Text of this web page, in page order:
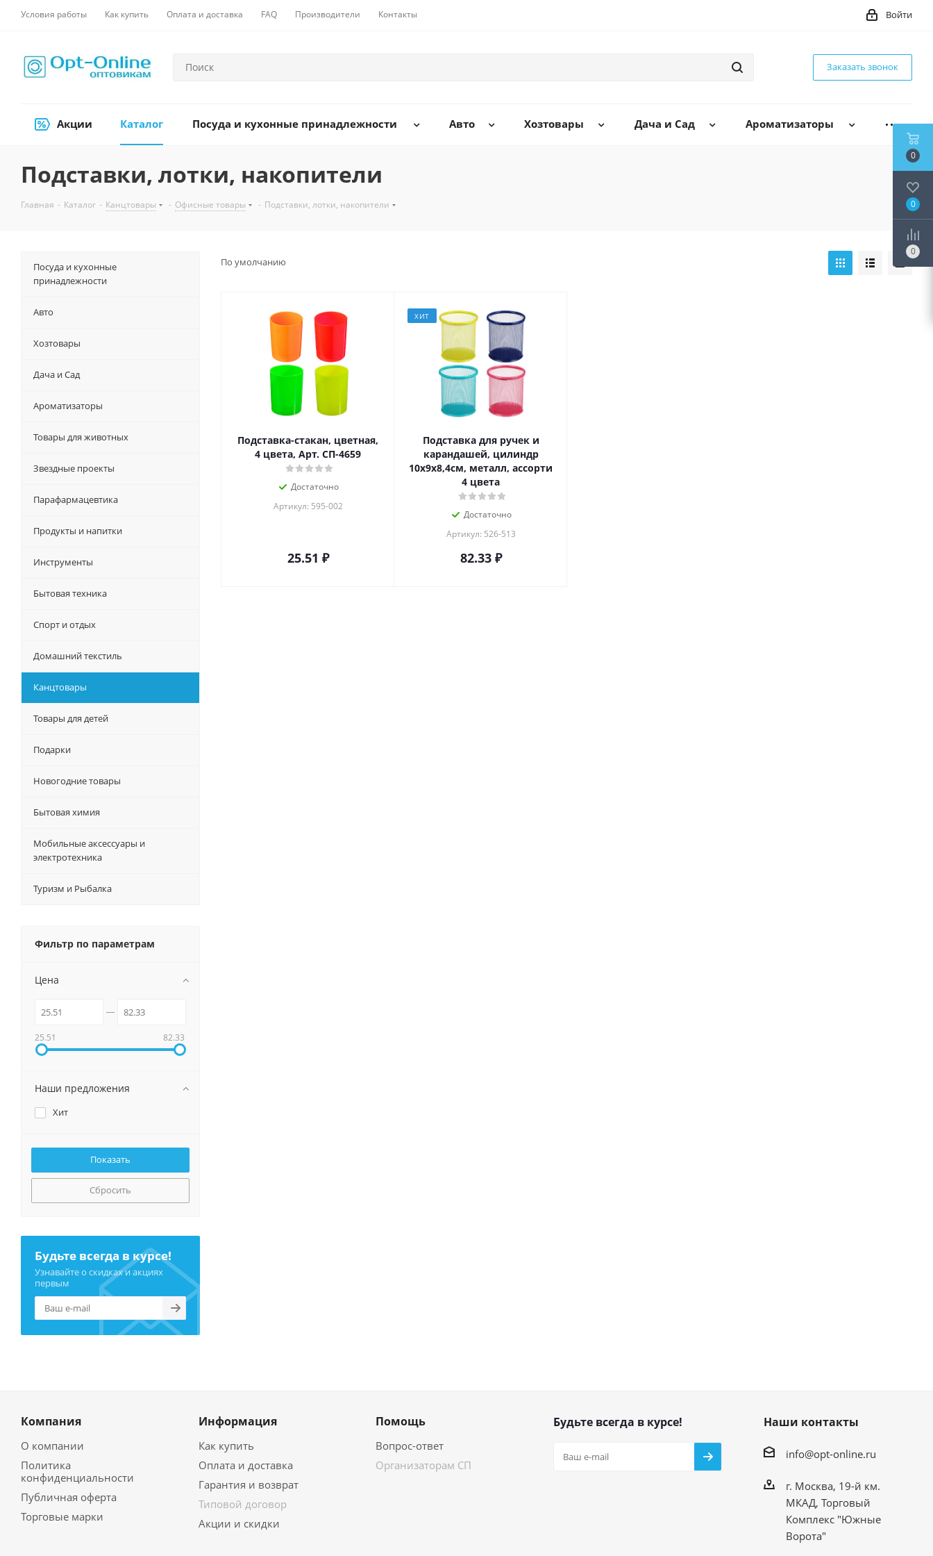
Условия работы Как купить Оплата и доставка FAQ Производители Контакты Войти
Заказать звонок
Акции Каталог Посуда и кухонные принадлежности Авто Хозтовары Дача и Сад Ароматизаторы
Подставки, лотки, накопители
Главная - Каталог - Канцтовары - Офисные товары - Подставки, лотки, накопители
По умолчанию
Подставка-стакан, цветная,
4 цвета, Арт. СП-4659
Достаточно
Артикул: 595-002
25.51 ₽
ХИТ
Подставка для ручек и
карандашей, цилиндр
10х9х8,4см, металл, ассорти
4 цвета
Достаточно
Артикул: 526-513
82.33₽
Посуда и кухонные
принадлежности
Авто
Хозтовары
Дача и Сад
Ароматизаторы
Товары для животных
Звездные проекты
Парафармацевтика
Продукты и напитки
Инструменты
Бытовая техника
Спорт и отдых
Домашний текстиль
Канцтовары
Товары для детей
Подарки
Новогодние товары
Бытовая химия
Мобильные аксессуары и
электротехника
Туризм и Рыбалка
Фильтр по параметрам
Цена
25.51 82.33
Наши предложения
Хит
Сбросить
Будьте всегда в курсе!
Узнавайте о скидках и акциях
первым
Компания
О компании
Политика
конфиденциальности
Публичная оферта
Торговые марки
Информация
Как купить
Оплата и доставка
Гарантия и возврат
Типовой договор
Акции и скидки
Помощь
Вопрос-ответ
Организаторам СП
Будьте всегда в курсе! Наши контакты
info@opt-online.ru
г. Москва, 19-й км.
МКАД, Торговый
Комплекс "Южные
Ворота"
0
0
0